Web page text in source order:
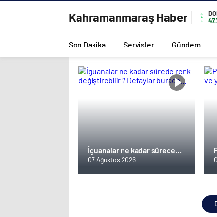
Kahramanmaraş Haber
Son Dakika Servisler Gündem
İguanalar ne kadar sürede
renk değiştirebilir ? Detaylar
07 Ağustos 2026